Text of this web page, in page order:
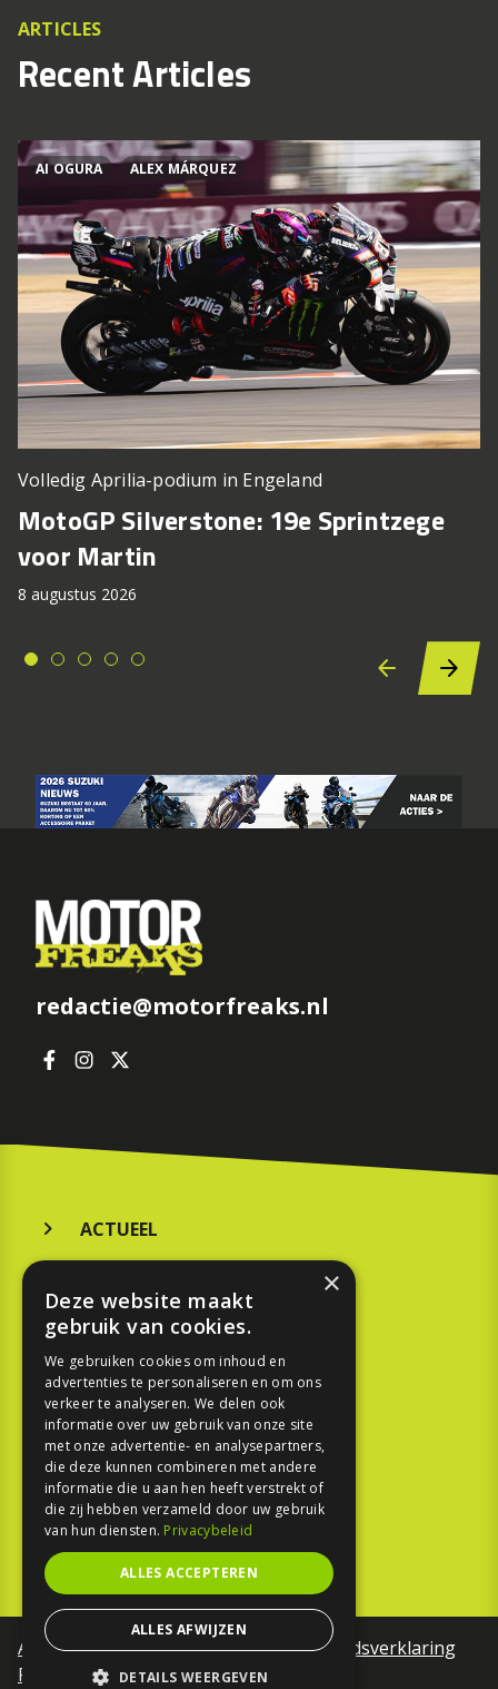
ARTICLES
Recent Articles
AI OGURA ALEX MÁRQUEZ
Volledig Aprilia-podium in Engeland
MotoGP Silverstone: 19e Sprintzege
voor Martin
8 augustus 2026
redactie@motorfreaks.nl
ACTUEEL
KOOPGIDS
TESTEN
SPORT
REPORTAGE
TOUREN
NIEUWSBRIEF
Algemene voorwaardenToegankelijkheidsverklaring
Privacy Policy
×
Deze website maakt
gebruik van cookies.
We gebruiken cookies om inhoud en
advertenties te personaliseren en om ons
verkeer te analyseren. We delen ook
informatie over uw gebruik van onze site
met onze advertentie- en analysepartners,
die deze kunnen combineren met andere
informatie die u aan hen heeft verstrekt of
die zij hebben verzameld door uw gebruik
van hun diensten. Privacybeleid
ALLES ACCEPTEREN
ALLES AFWIJZEN
DETAILS WEERGEVEN